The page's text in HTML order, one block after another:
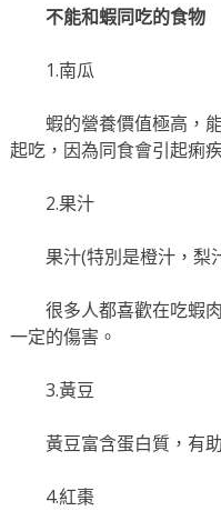
不能和蝦同吃的食物
1.南瓜
蝦的營養價值極高，
起吃，因為同食會引起痢
2.果汁
果汁(特別是橙汁，梨
很多人都喜歡在吃蝦
一定的傷害。
3.黃豆
黃豆富含蛋白質，有
4.紅棗